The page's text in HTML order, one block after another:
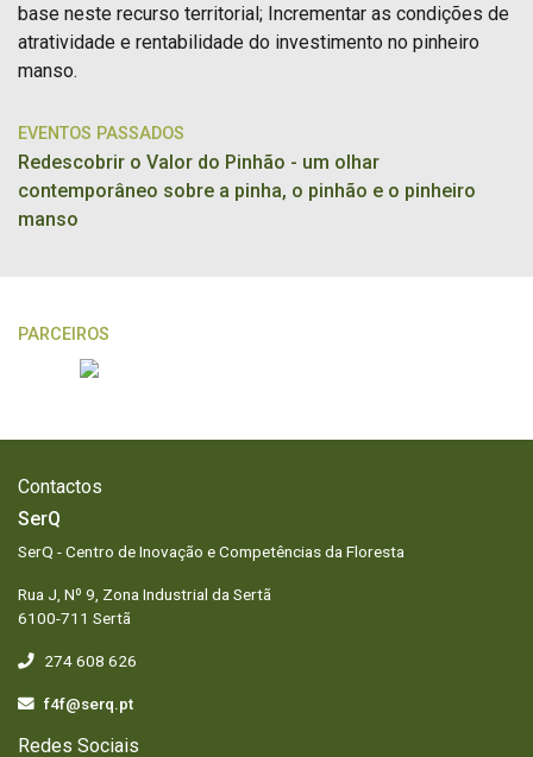
base neste recurso territorial; Incrementar as condições de
atratividade e rentabilidade do investimento no pinheiro
manso.
EVENTOS PASSADOS
Redescobrir o Valor do Pinhão - um olhar
contemporâneo sobre a pinha, o pinhão e o pinheiro
manso
PARCEIROS
Contactos
SerQ
SerQ - Centro de Inovação e Competências da Floresta
Rua J, Nº 9, Zona Industrial da Sertã
6100-711 Sertã
274 608 626
f4f@serq.pt
Redes Sociais